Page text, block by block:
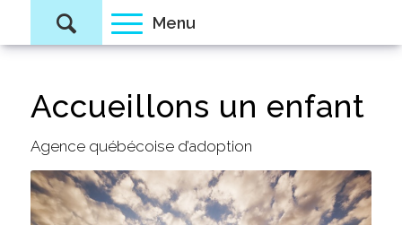
Accueillons un enfant
Agence québécoise d’adoption